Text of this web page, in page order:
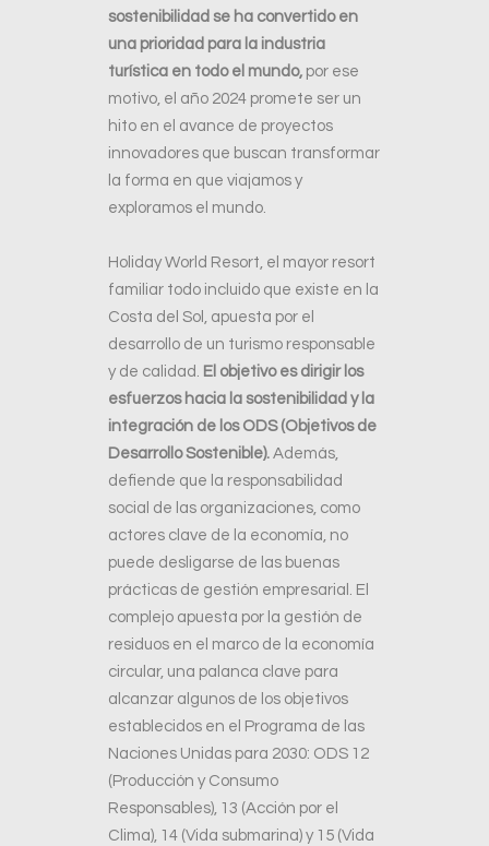
sostenibilidad se ha convertido en
una prioridad para la industria
turística en todo el mundo, por ese
motivo, el año 2024 promete ser un
hito en el avance de proyectos
innovadores que buscan transformar
la forma en que viajamos y
exploramos el mundo.
Holiday World Resort, el mayor resort
familiar todo incluido que existe en la
Costa del Sol, apuesta por el
desarrollo de un turismo responsable
y de calidad. El objetivo es dirigir los
esfuerzos hacia la sostenibilidad y la
integración de los ODS (Objetivos de
Desarrollo Sostenible). Además,
defiende que la responsabilidad
social de las organizaciones, como
actores clave de la economía, no
puede desligarse de las buenas
prácticas de gestión empresarial. El
complejo apuesta por la gestión de
residuos en el marco de la economía
circular, una palanca clave para
alcanzar algunos de los objetivos
establecidos en el Programa de las
Naciones Unidas para 2030: ODS 12
(Producción y Consumo
Responsables), 13 (Acción por el
Clima), 14 (Vida submarina) y 15 (Vida